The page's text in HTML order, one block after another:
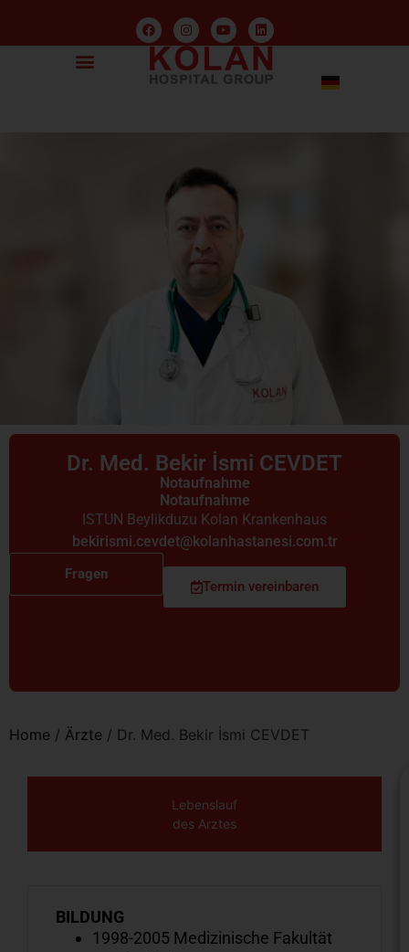
Dr. Med. Bekir İsmi CEVDET
Notaufnahme
Notaufnahme
ISTUN Beylikduzu Kolan Krankenhaus
bekirismi.cevdet@kolanhastanesi.com.tr
Fragen
Termin vereinbaren
Home / Ärzte / Dr. Med. Bekir İsmi CEVDET
Lebenslauf
des Arztes
BILDUNG
1998-2005 Medizinische Fakultät